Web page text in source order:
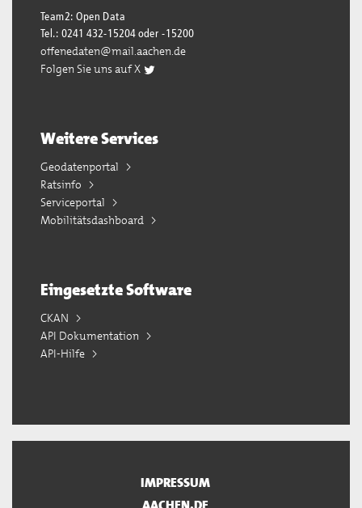
Team2: Open Data
Tel.: 0241 432-15204 oder -15200
offenedaten@mail.aachen.de
Folgen Sie uns auf X
Weitere Services
Geodatenportal
Ratsinfo
Serviceportal
Mobilitätsdashboard
Eingesetzte Software
CKAN
API Dokumentation
API-Hilfe
IMPRESSUM